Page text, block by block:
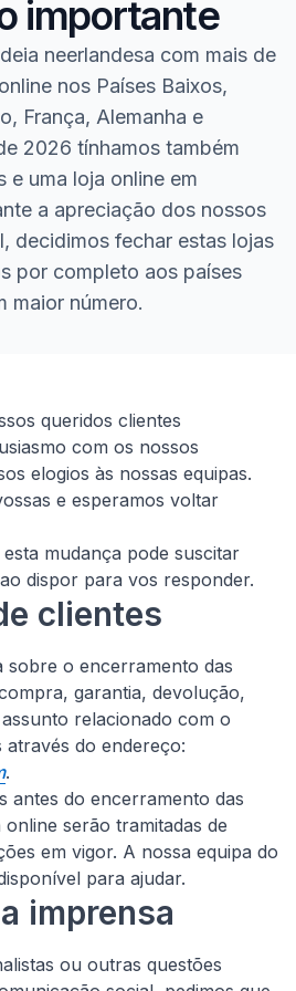
importante
neerlandesa com mais de
nos Países Baixos,
França, Alemanha e
2026 tínhamos também
e uma loja online em
a apreciação dos nossos
decidimos fechar estas lojas
por completo aos países
maior número.
queridos clientes
com os nossos
elogios às nossas equipas.
e esperamos voltar
mudança pode suscitar
dispor para vos responder.
clientes
sobre o encerramento das
garantia, devolução,
relacionado com o
através do endereço:
.
antes do encerramento das
serão tramitadas de
em vigor. A nossa equipa do
para ajudar.
imprensa
ou outras questões